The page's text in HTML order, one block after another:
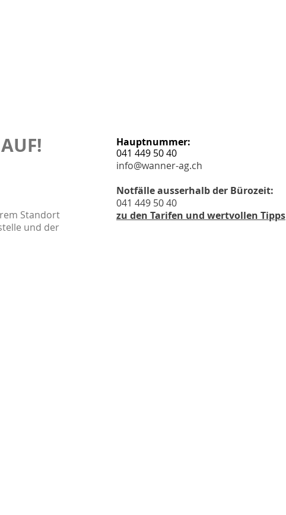
Standort
und der
Hauptnummer:
041 449 5040
info@wanner-ag.ch
Notfälle ausserhalb der Bürozeit:
041 449 50 40
zu den Tarifen und wertvollen Tipps